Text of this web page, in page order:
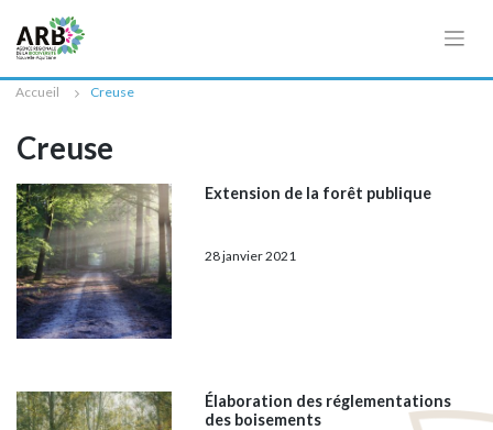
Accueil Creuse
Creuse
Extension de la forêt publique
28 janvier 2021
Élaboration des réglementations
des boisements